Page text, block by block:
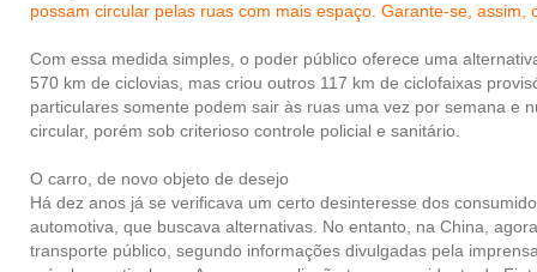
possam circular pelas ruas com mais espaço. Garante-se,
Com essa medida simples, o poder público oferece uma
570 km de ciclovias, mas criou outros 117 km de ciclofaixas
particulares somente podem sair às ruas uma vez por semana e
circular, porém sob criterioso controle policial e sanitário.
O carro, de novo objeto de desejo
Há dez anos já se verificava um certo desinteresse dos
automotiva, que buscava alternativas. No entanto, na China,
transporte público, segundo informações divulgadas pela